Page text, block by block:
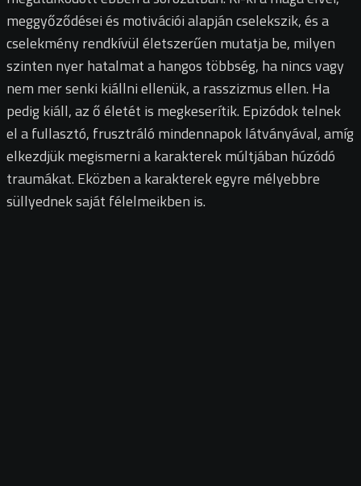
meggyőződései és motivációi alapján cselekszik, és a
cselekmény rendkívül életszerűen mutatja be, milyen
szinten nyer hatalmat a hangos többség, ha nincs vagy
nem mer senki kiállni ellenük, a rasszizmus ellen. Ha
pedig kiáll, az ő életét is megkeserítik. Epizódok telnek
el a fullasztó, frusztráló mindennapok látványával, amíg
elkezdjük megismerni a karakterek múltjában húzódó
traumákat. Eközben a karakterek egyre mélyebbre
süllyednek saját félelmeikben is.